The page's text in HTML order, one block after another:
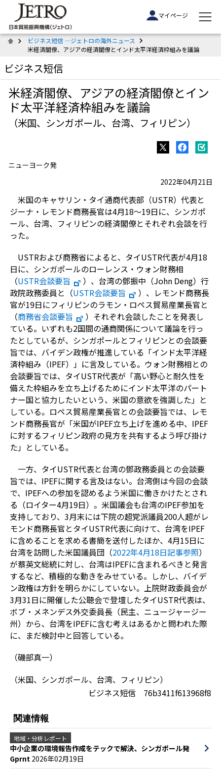
マイページ
ビジネス短信 ―ジェトロの海外ニュース
米経済閣僚、アジアの経済閣僚とインド太平洋経済枠組みを議論
ビジネス短信
米経済閣僚、アジアの経済閣僚とイン
ド太平洋経済枠組みを議論
（米国、シンガポール、台湾、フィリピン）
ニューヨーク発
2022年04月21日
米国のキャサリン・タイ通商代表部（USTR）代表と
ジーナ・レモンド商務長官は4月18～19日に、シンガポ
ール、台湾、フィリピンの経済閣僚とそれぞれ会談を行
った。
USTRおよび商務省によると、タイUSTR代表が4月18
日に、シンガポールのローレンス・ウォン財務相
（USTR会談要旨
）、台湾の鄧振中（John Deng）行
政院政務委員と（USTR会談要旨
）、レモンド商務長
官が19日にフィリピンのラモン・ロペス貿易産業長官と
（商務省会談要旨
）それぞれ会談したことを発表し
ている。いずれも2国間の通商関係について議論を行っ
たとしているが、シンガポールとフィリピンとの会談要
旨では、バイデン政権が推進している「インド太平洋経
済枠組み（IPEF）」に言及している。ウォン財務相との
会談要旨では、タイUSTR代表が「高い野心と耐久性を
備えた枠組みを立ち上げるためにインド太平洋のパート
ナー国と協力したいという、米国の意欲を強調した」と
している。ロペス貿易産業長官との会談要旨では、レモ
ンド商務長官が「米国がIPEF立ち上げを進める中、IPEF
に対するフィリピン政府の見方を共有するよう呼び掛け
た」としている。
一方、タイUSTR代表と台湾の鄧政務委員との会談要
旨では、IPEFに関する言及はない。台湾側は今回の会談
で、IPEFへの参加を認めるよう米国に働きかけたとされ
る（ロイター4月19日）。米国議会も台湾のIPEF参加を
支持しており、3月末には下院の超党派議員200人超がレ
モンド商務長官とタイUSTR代表に向けて、台湾をIPEF
に含めることを求める書簡を送付したほか、4月15日に
台湾を訪問した米国議員団（2022年4月18日記事参照）
が蔡英文総統に対し、台湾はIPEFに含まれるべきと発言
するなど、積極的な動きをみせている。しかし、バイデ
ン政権は方針を明らかにしていない。上院財政委員会が
3月31日に開催した公聴会で登壇したタイUSTR代表は、
ボブ・メネンデス外交委員長（民主、ニュージャージー
州）から、台湾をIPEFに含む考えはあるかと問われた際
に、まだ検討中と回答している。
（磯部真一）
（米国、シンガポール、台湾、フィリピン）
ビジネス短信 76b3411f613968f8
関連情報
地域・分析レポート
中小企業の環境報告作成をテックで解決、シンガポール発
Gprnt 2026年02月19日